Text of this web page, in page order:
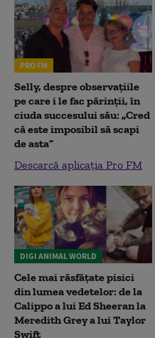
PRO FM
Selly, despre observațiile
pe care i le fac părinții, în
ciuda succesului său: „Cred
că este imposibil să scapi
de asta”
Descarcă aplicația Pro FM
DIGI ANIMAL WORLD
Cele mai răsfățate pisici
din lumea vedetelor: de la
Calippo a lui Ed Sheeran la
Meredith Grey a lui Taylor
Swift